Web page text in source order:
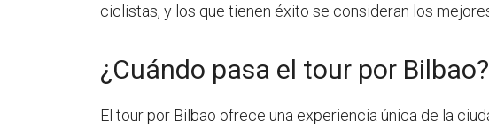
ciclistas, y los que tienen éxito se consideran los
¿Cuándo pasa el tour por Bilbao?
El tour por Bilbao ofrece una experiencia única de la